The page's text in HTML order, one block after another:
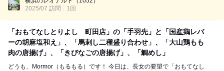
2025/07 訪問
1回
「おもてなしとりよし 町田店」の「手羽先」と「国産鶏レバ
ーの胡麻塩和え」、「馬刺し二種盛り合わせ」、「大山鶏もも
肉の唐揚げ」、「きびなごの唐揚げ」、「鯛めし」
どうも、Mormor（もるもる）です！ 今日は、長女の要望で「おもてなし